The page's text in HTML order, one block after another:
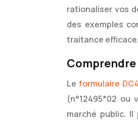
rationaliser vos
des exemples
traitance
Leformulaire DC4
(n°12495*02 ou
marché public.